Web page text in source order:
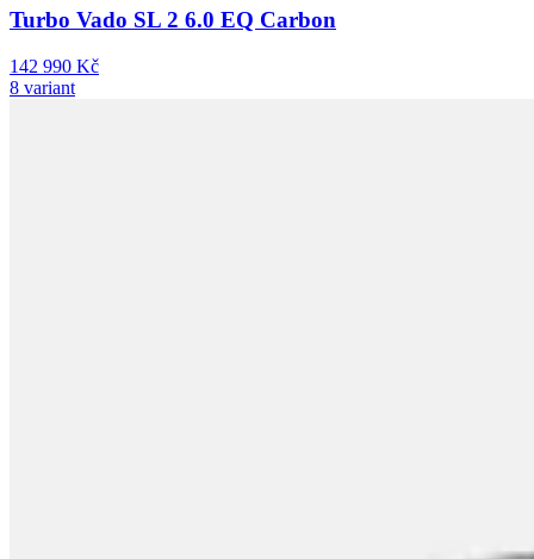
Turbo Vado SL 2 6.0 EQ Carbon
142 990 Kč
8 variant